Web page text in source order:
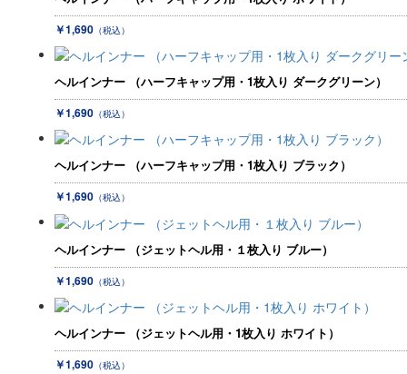
￥1,690 （税込）
ヘルインナー （ハーフキャップ用・1枚入り ダークグリーン）
￥1,690 （税込）
ヘルインナー （ハーフキャップ用・1枚入り ブラック）
￥1,690 （税込）
ヘルインナー （ジェットヘル用・１枚入り ブルー）
￥1,690 （税込）
ヘルインナー （ジェットヘル用・1枚入り ホワイト）
￥1,690 （税込）